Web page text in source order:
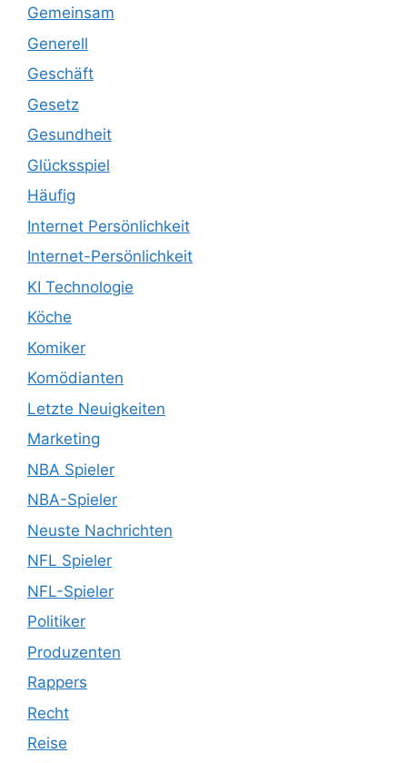
Gemeinsam
Generell
Geschäft
Gesetz
Gesundheit
Glücksspiel
Häufig
Internet Persönlichkeit
Internet-Persönlichkeit
KI Technologie
Köche
Komiker
Komödianten
Letzte Neuigkeiten
Marketing
NBA Spieler
NBA-Spieler
Neuste Nachrichten
NFL Spieler
NFL-Spieler
Politiker
Produzenten
Rappers
Recht
Reise